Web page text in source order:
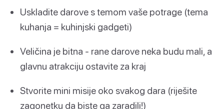
Uskladite darove s temom vaše potrage (tema
kuhanja = kuhinjski gadgeti)
Veličina je bitna - rane darove neka budu mali, a
glavnu atrakciju ostavite za kraj
Stvorite mini misije oko svakog dara (riješite
zagonetku da biste ga zaradili!)